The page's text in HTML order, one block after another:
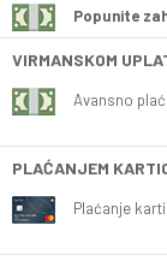
Popunite
VIRMANSKOM
Avansno
PLAĆANJEM
Plaćanje